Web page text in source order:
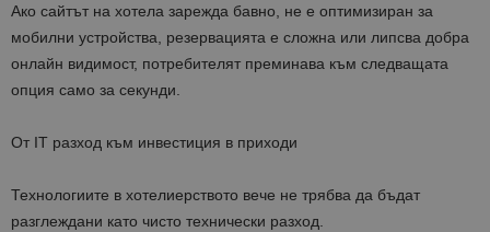
Ако сайтът на хотела зарежда бавно, не е оптимизиран за
мобилни устройства, резервацията е сложна или липсва добра
онлайн видимост, потребителят преминава към следващата
опция само за секунди.
От IT разход към инвестиция в приходи
Технологиите в хотелиерството вече не трябва да бъдат
разглеждани като чисто технически разход.